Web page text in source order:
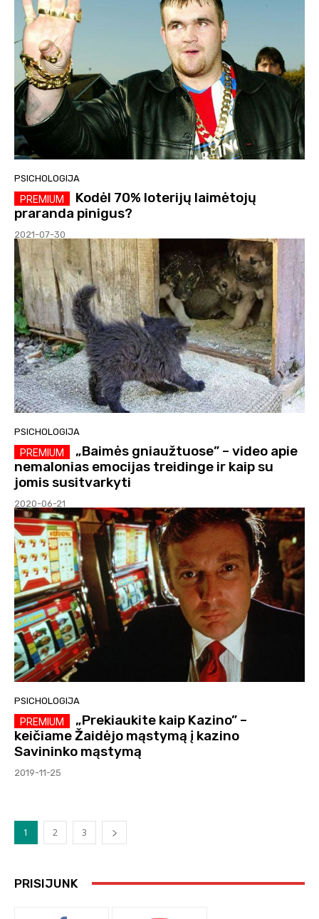
PSICHOLOGIJA
Kodėl 70% loterijų laimėtojų
praranda pinigus?
2021-07-30
PSICHOLOGIJA
„Baimės gniaužtuose” – video apie
nemalonias emocijas treidinge ir kaip su
jomis susitvarkyti
2020-06-21
PSICHOLOGIJA
„Prekiaukite kaip Kazino” –
keičiame Žaidėjo mąstymą į kazino
Savininko mąstymą
2019-11-25
1 2 3
PRISIJUNK